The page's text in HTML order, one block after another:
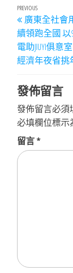
文
章
導
覽
Previous
Post
PREVIOUS
廣東全社會
續領跑全國 以
電助JIUYI俱意
經濟年夜省挑
發佈留言
發佈留言必須
必填欄位標示
留言*